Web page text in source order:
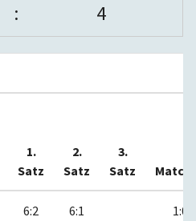
: 4
1.
Satz
2.
Satz
3.
Satz
6:2 6:1 1:0